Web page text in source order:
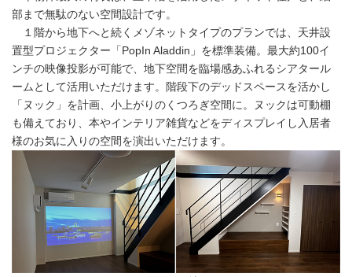
部まで無駄のない空間設計です。
１階から地下へと続くメゾネットタイプのプランでは、天井設
置型プロジェクター「PopIn Aladdin」を標準装備。最大約100イ
ンチの映像投影が可能で、地下空間を臨場感あふれるシアタール
ームとして活用いただけます。階段下のデッドスペースを活かし
「ヌック」を計画、小上がりのくつろぎ空間に。ヌックは可動棚
も備えており、本やインテリア雑貨などをディスプレイし入居者
様のお気に入りの空間を演出いただけます。